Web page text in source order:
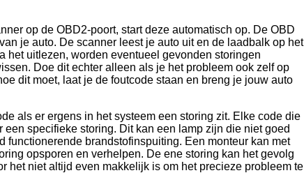
op de OBD2-poort, start deze automatisch op. De OBD
je auto. De scanner leest je auto uit en de laadbalk op het
het uitlezen, worden eventueel gevonden storingen
Doe dit echter alleen als je het probleem ook zelf op
dit moet, laat je de foutcode staan en breng je jouw auto
als er ergens in het systeem een storing zit. Elke code die
een specifieke storing. Dit kan een lamp zijn die niet goed
functionerende brandstofinspuiting. Een monteur kan met
opsporen en verhelpen. De ene storing kan het gevolg
het niet altijd even makkelijk is om het precieze probleem te